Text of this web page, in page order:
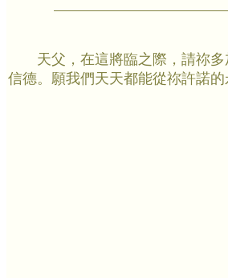
天父，在這將臨之際，請祢
信德。願我們天天都能從祢許諾的